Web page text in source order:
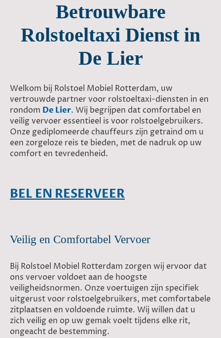
Betrouwbare
Rolstoeltaxi Dienst in
De Lier
Welkom bij Rolstoel Mobiel Rotterdam, uw
vertrouwde partner voor rolstoeltaxi-diensten in en
rondom De Lier. Wij begrijpen dat comfortabel en
veilig vervoer essentieel is voor rolstoelgebruikers.
Onze gediplomeerde chauffeurs zijn getraind om u
een zorgeloze reis te bieden, met de nadruk op uw
comfort en tevredenheid.
BEL EN RESERVEER
Veilig en Comfortabel Vervoer
Bij Rolstoel Mobiel Rotterdam zorgen wij ervoor dat
ons vervoer voldoet aan de hoogste
veiligheidsnormen. Onze voertuigen zijn specifiek
uitgerust voor rolstoelgebruikers, met comfortabele
zitplaatsen en voldoende ruimte. Wij willen dat u
zich veilig en op uw gemak voelt tijdens elke rit,
ongeacht de bestemming.